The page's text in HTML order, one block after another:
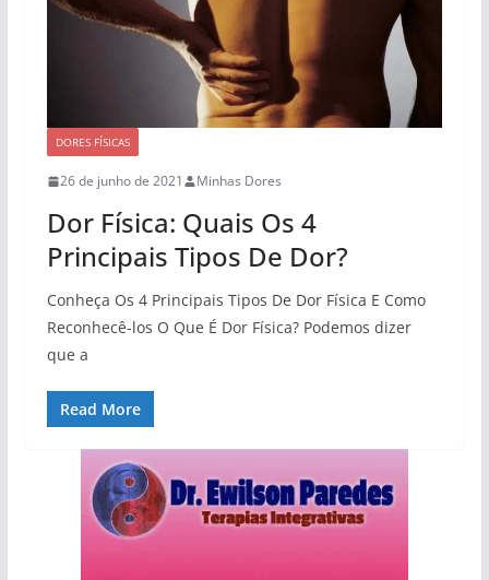
DORES FÍSICAS
26 de junho de 2021 Minhas Dores
Dor Física: Quais Os 4
Principais Tipos De Dor?
Conheça Os 4 Principais Tipos De Dor Física E Como
Reconhecê-los O Que É Dor Física? Podemos dizer
que a
Read More